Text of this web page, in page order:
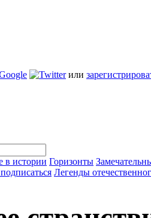
или
в истории Горизонты
Легенды